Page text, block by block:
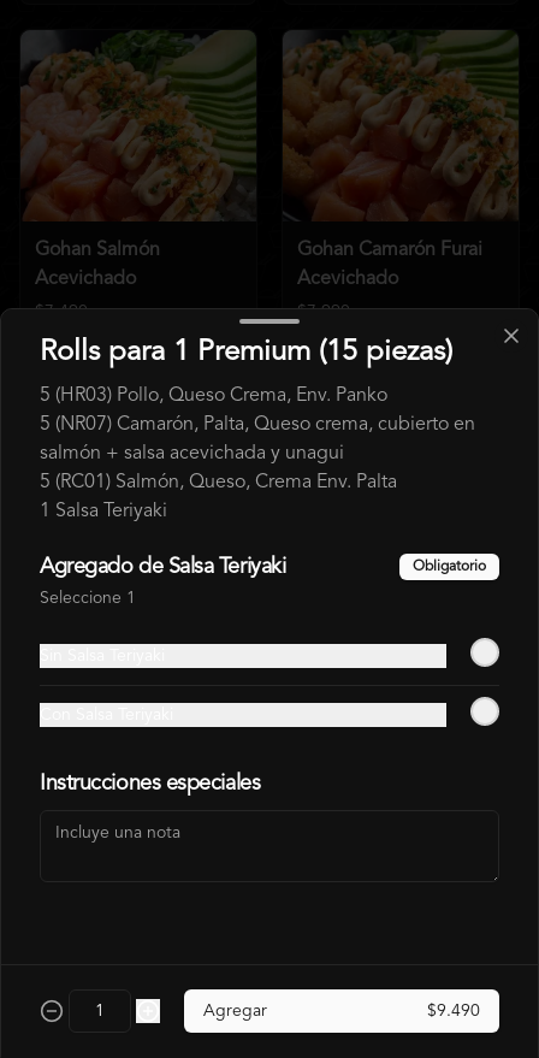
Gohan Salmón
Acevichado
$7.490
$8.614
Gohan Camarón Furai
Acevichado
$7.990
$8.614
Gohan Champiñón
$6.990
$6.490
Rolls para 1 Premium (15 piezas)
5 (HR03) Pollo, Queso Crema, Env. Panko
5 (NR07) Camarón, Palta, Queso crema, cubierto en
salmón + salsa acevichada y unagui
5 (RC01) Salmón, Queso, Crema Env. Palta
1 Salsa Teriyaki
Agregado de Salsa Teriyaki Obligatorio
Seleccione 1
Instrucciones especiales
Agregar $9.490